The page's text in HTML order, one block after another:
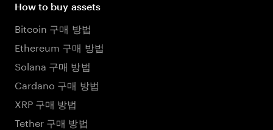
How to buy assets
Bitcoin 구매 방법
Ethereum 구매 방법
Solana 구매 방법
Cardano 구매 방법
XRP 구매 방법
Tether 구매 방법